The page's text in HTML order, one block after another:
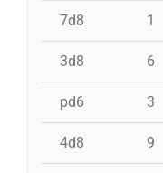
7d8 1
3d8 6
pd6 3
4d8 9